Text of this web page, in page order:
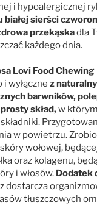
i hypoalergicznej
sierści
przekąskadla
każdego dnia.
Lovi Food
wyłączne z
barwników,
prosty skład,w
w powietrzu.
wołowej,
oraz kolagenu,
i włosów. Dodatek
dostarcza
tłuszczowych